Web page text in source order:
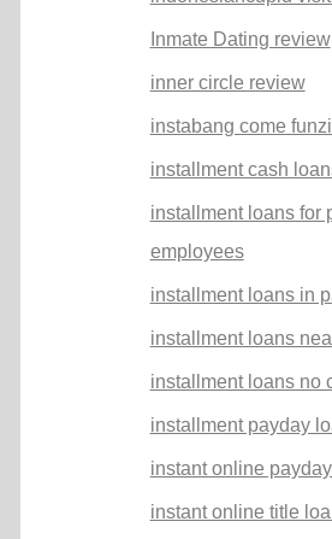
Inmate Dating review
inner circle review
instabang come
installment cash
installment loans for
employees
installment loans in
installment loans
installment loans no
installment payday
instant online
instant online title